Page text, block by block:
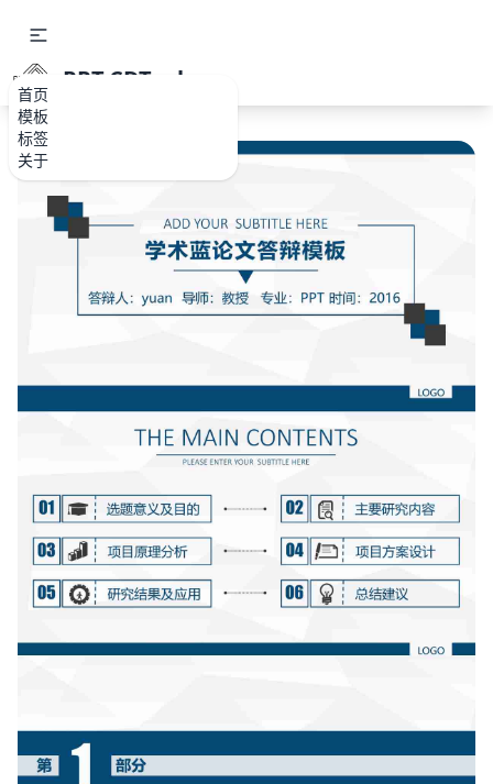
首页
模板
标签
关于
PPT.CDTools
如果关注公众号就更好了
确认下载 取消